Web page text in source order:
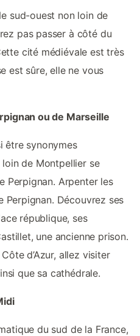
sud-ouest non loin de
pas passer à côté du
cité médiévale est très
est sûre, elle ne vous
ou de Marseille
être synonymes
loin de Montpellier se
Perpignan. Arpenter les
Perpignan. Découvrez ses
république, ses
une ancienne prison.
d’Azur, allez visiter
que sa cathédrale.
du sud de la France,